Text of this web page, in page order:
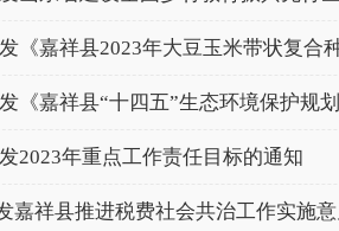
《嘉祥县2023年大豆玉米带状复合
《嘉祥县“十四五”生态环境保护规
2023年重点工作责任目标的通知
嘉祥县推进税费社会共治工作实施